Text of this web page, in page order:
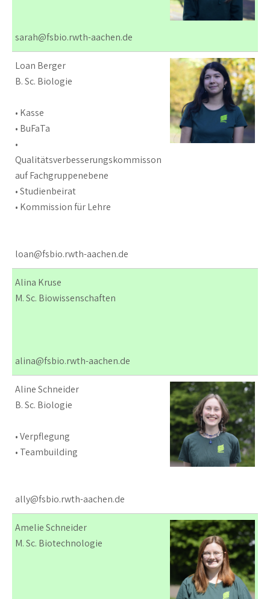
sarah@fsbio.rwth-aachen.de
Loan Berger
B. Sc. Biologie
• Kasse
• BuFaTa
•
Qualitätsverbesserungskommisson
auf Fachgruppenebene
• Studienbeirat
• Kommission für Lehre
loan@fsbio.rwth-aachen.de
Alina Kruse
M. Sc. Biowissenschaften
alina@fsbio.rwth-aachen.de
Aline Schneider
B. Sc. Biologie
• Verpflegung
• Teambuilding
ally@fsbio.rwth-aachen.de
Amelie Schneider
M. Sc. Biotechnologie